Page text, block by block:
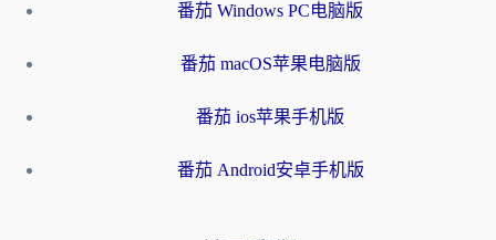
番茄 Windows PC电脑版
番茄 macOS苹果电脑版
番茄 ios苹果手机版
番茄 Android安卓手机版